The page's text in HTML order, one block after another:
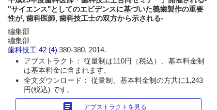
"サイエンス"としてのエビデンスに基づいた義歯製作の重要
性が, 歯科医師, 歯科技工士の双方から示される-
編集部
編集部
歯科技工 42 (4)380-380, 2014.
アブストラクト： 従量制は110円（税込）、基本料金制
は基本料金に含まれます。
全文ダウンロード： 従量制、基本料金制の方共に1,243
円(税込) です。
article アブストラクトを見る